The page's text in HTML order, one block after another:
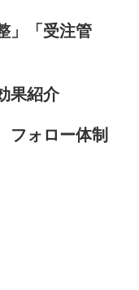
」「受注管
果紹介
フォロー体制